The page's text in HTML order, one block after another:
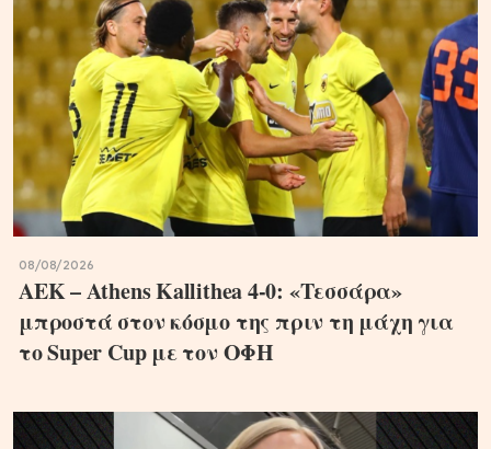
08/08/2026
ΑΕΚ – Athens Kallithea 4-0: «Τεσσάρα»
μπροστά στον κόσμο της πριν τη μάχη για
το Super Cup με τον ΟΦΗ